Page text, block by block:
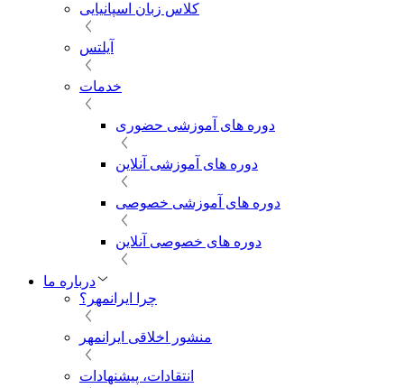
کلاس زبان اسپانیایی
آیلتس
خدمات
دوره های آموزشی حضوری
دوره های آموزشی آنلاین
دوره های آموزشی خصوصی
دوره های خصوصی آنلاین
درباره ما
چرا ایرانمهر؟
منشور اخلاقی ایرانمهر
انتقادات، پیشنهادات